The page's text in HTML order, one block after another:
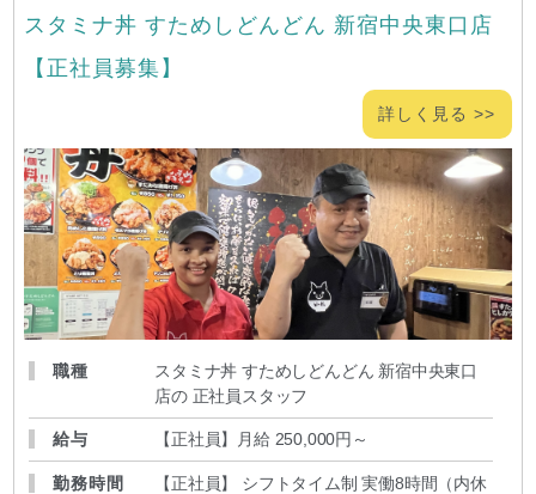
スタミナ丼 すためしどんどん 新宿中央東口店
【正社員募集】
詳しく見る >>
職種
スタミナ丼 すためしどんどん 新宿中央東口
店の 正社員スタッフ
給与 【正社員】月給 250,000円～
勤務時間
【正社員】 シフトタイム制 実働8時間（内休